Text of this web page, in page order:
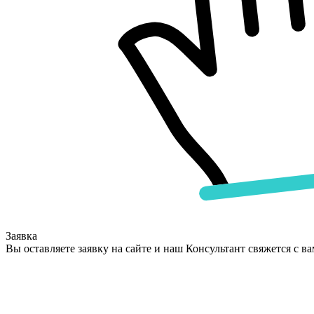
Заявка
Вы оставляете заявку на сайте и наш Консультант свяжется с